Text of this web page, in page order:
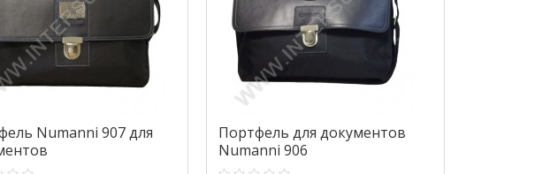
Numanni 907 для
Портфель для документов
Numanni 906